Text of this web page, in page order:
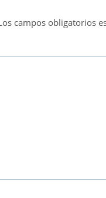
campos obligatorios